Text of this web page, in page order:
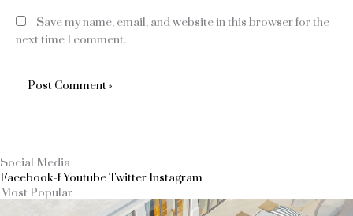
Save my name, email, and website in this browser for the
next time I comment.
Social Media
Facebook-fYoutubeTwitter Instagram
Most Popular